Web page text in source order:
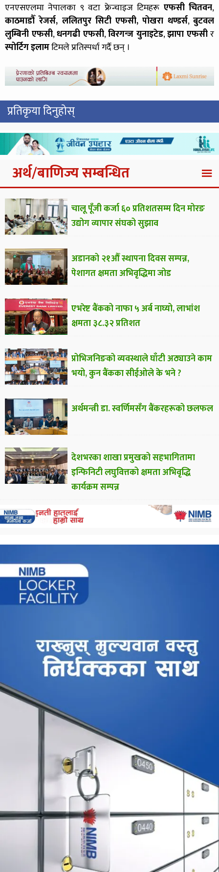
एनएसएलमा नेपालका ९ वटा फ्रेन्चाइज टिमहरू एफसी चितवन,
काठमाडौँ रेजर्स, ललितपुर सिटी एफसी,पोखरा थण्डर्स,बुटवल
लुम्बिनी एफसी,धनगढी एफसी,विरगन्ज युनाइटेड,झापा एफसीर
स्पोर्टिग इलामटिमले प्रतिस्पर्धा गर्दै छन् ।
प्रतिकृया दिनुहोस्
अर्थ/बाणिज्य सम्बन्धित
चालू पूँजी कर्जा ६० प्रतिशतसम्म दिन मोरङ
उद्योग व्यापार संघको सुझाव
अडानको २१औँ स्थापना दिवस सम्पन्न,
पेशागत क्षमता अभिवृद्धिमा जोड
एभरेष्ट बैंकको नाफा ५ अर्ब नाघ्यो, लाभांश
क्षमता ३८.३२ प्रतिशत
प्रोभिजनिङको व्यवस्थाले घाँटी अठ्याउने काम
भयो, कुन बैंकका सीईओले के भने ?
अर्थमन्त्री डा. स्वर्णिमसँग बैंकरहरूको छलफल
देशभरका शाखा प्रमुखको सहभागितामा
इन्फिनिटी लघुवित्तको क्षमता अभिवृद्धि
कार्यक्रम सम्पन्न